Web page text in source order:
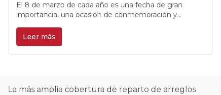
El 8 de marzo de cada año es una fecha de gran
importancia, una ocasión de conmemoración y
debates, ¿se puede realizar un obsequio o tener un
detalle con alguna mujer en el Día de la Mujer?
Leer más
La más amplia cobertura de reparto de arreglos